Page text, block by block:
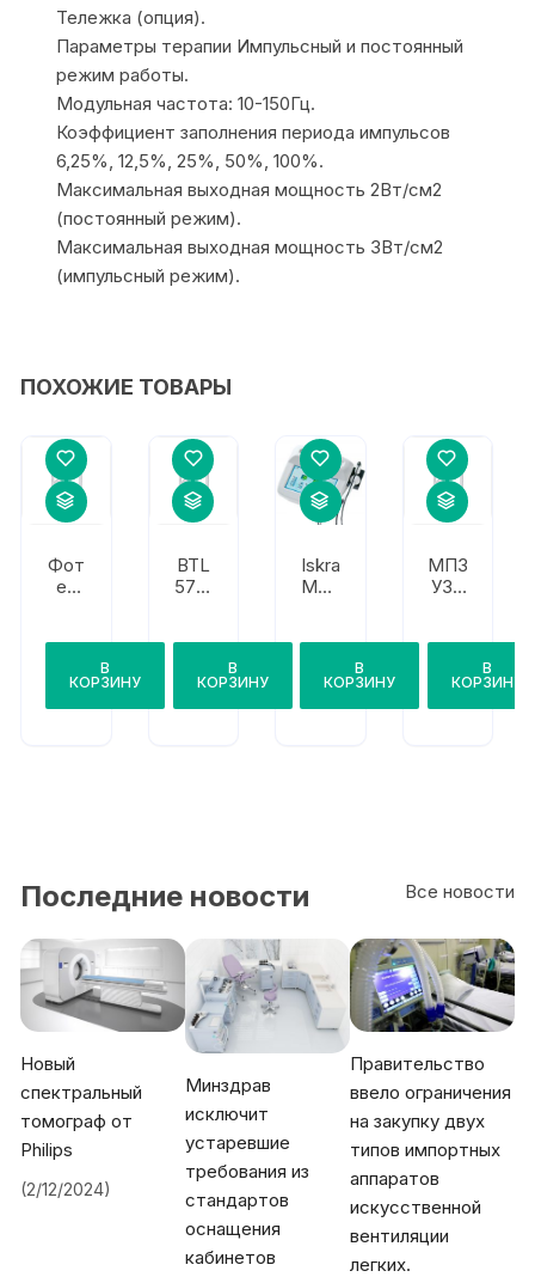
Тележка (опция).
Параметры терапии Импульсный и постоянный
режим работы.
Модульная частота: 10-150Гц.
Коэффициент заполнения периода импульсов
6,25%, 12,5%, 25%, 50%, 100%.
Максимальная выходная мощность 2Вт/см2
(постоянный режим).
Максимальная выходная мощность 3Вт/см2
(импульсный режим).
ПОХОЖИЕ ТОВАРЫ
Фот
ек
В
КОРЗИНУ
BTL
5710
В
КОРЗИНУ
Iskra
Med
Son
o
В
КОРЗИНУ
МПЗ
УЗТ
В
КОРЗИНУ
Все новости
Последние новости
Новый
спектральный
томограф от
Philips
(2/12/2024)
Минздрав
исключит
устаревшие
требования из
стандартов
оснащения
кабинетов
Правительство
ввело ограничения
на закупку двух
типов импортных
аппаратов
искусственной
вентиляции
легких.